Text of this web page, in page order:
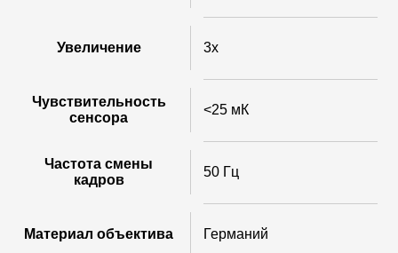
Увеличение 3x
Чувствительность
сенсора
<25 мК
Частота смены
кадров
50 Гц
Материал объектива Германий